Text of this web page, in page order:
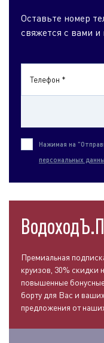
Оставьте номер
свяжется с вами
Телефон *
Нажимая на
персональных
Премиальная
круизов, 30% скидки
повышенные
борту для Вас и
предложения от